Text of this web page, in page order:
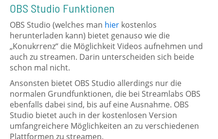
OBS Studio Funktionen
OBS Studio (welches man hier kostenlos
herunterladen kann) bietet genauso wie die
„Konukrrenz“ die Möglichkeit Videos aufnehmen und
auch zu streamen. Darin unterscheiden sich beide
schon mal nicht.
Ansonsten bietet OBS Studio allerdings nur die
normalen Grundfunktionen, die bei Streamlabs OBS
ebenfalls dabei sind, bis auf eine Ausnahme. OBS
Studio bietet auch in der kostenlosen Version
umfangreichere Möglichkeiten an zu verschiedenen
Plattformen zu streamen.